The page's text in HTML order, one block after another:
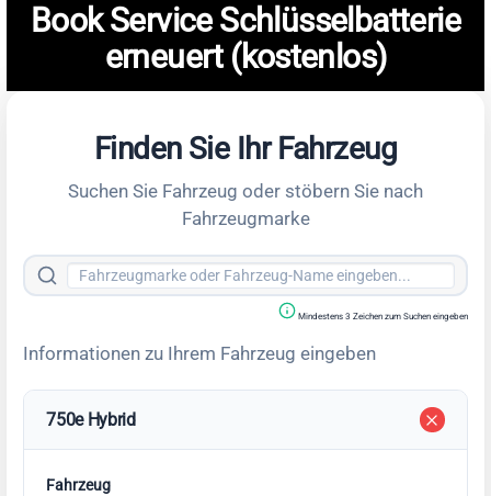
Book Service Schlüsselbatterie
erneuert (kostenlos)
Finden Sie Ihr Fahrzeug
Suchen Sie Fahrzeug oder stöbern Sie nach
Fahrzeugmarke
Mindestens 3 Zeichen zum Suchen eingeben
Informationen zu Ihrem Fahrzeug eingeben
750e Hybrid
Fahrzeug